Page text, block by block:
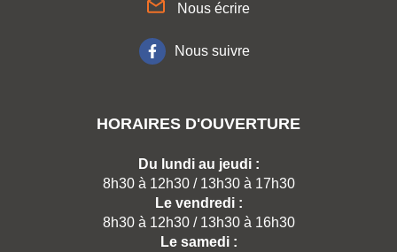
Nous écrire
Nous suivre
HORAIRES D'OUVERTURE
Du lundi au jeudi :
8h30 à 12h30 / 13h30 à 17h30
Le vendredi :
8h30 à 12h30 / 13h30 à 16h30
Le samedi :